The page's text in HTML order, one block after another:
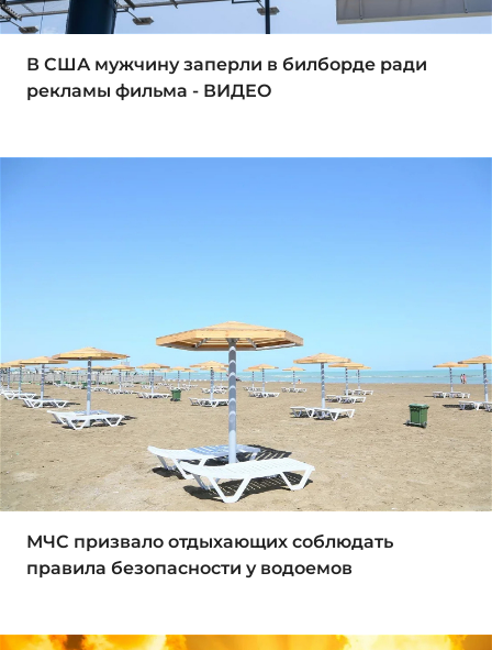
В США мужчину заперли в билборде ради
рекламы фильма - ВИДЕО
МЧС призвало отдыхающих соблюдать
правила безопасности у водоемов